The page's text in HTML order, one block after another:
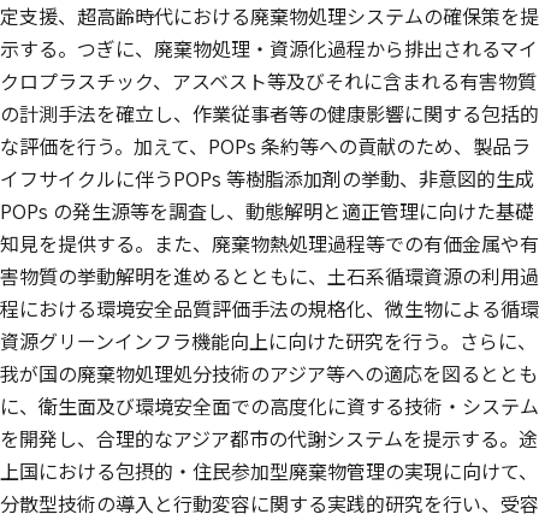
定支援、超高齢時代における廃棄物処理システムの確保策を提
示する。つぎに、廃棄物処理・資源化過程から排出されるマイ
クロプラスチック、アスベスト等及びそれに含まれる有害物質
の計測手法を確立し、作業従事者等の健康影響に関する包括的
な評価を行う。加えて、POPs 条約等への貢献のため、製品ラ
イフサイクルに伴うPOPs 等樹脂添加剤の挙動、非意図的生成
POPs の発生源等を調査し、動態解明と適正管理に向けた基礎
知見を提供する。また、廃棄物熱処理過程等での有価金属や有
害物質の挙動解明を進めるとともに、土石系循環資源の利用過
程における環境安全品質評価手法の規格化、微生物による循環
資源グリーンインフラ機能向上に向けた研究を行う。さらに、
我が国の廃棄物処理処分技術のアジア等への適応を図るととも
に、衛生面及び環境安全面での高度化に資する技術・システム
を開発し、合理的なアジア都市の代謝システムを提示する。途
上国における包摂的・住民参加型廃棄物管理の実現に向けて、
分散型技術の導入と行動変容に関する実践的研究を行い、受容